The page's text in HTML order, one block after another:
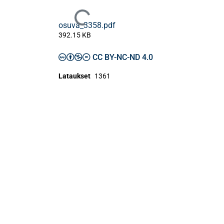
Ladataan...
osuva_3358.pdf
392.15 KB
CC BY-NC-ND 4.0
Lataukset 1361